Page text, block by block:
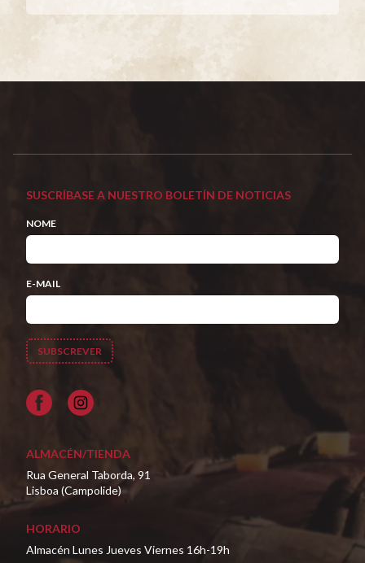
SUSCRÍBASE A NUESTRO BOLETÍN DE NOTICIAS
NOME
E-MAIL
Facebook
ALMACÉN/TIENDA
Rua General Taborda, 91
Lisboa (Campolide)
HORARIO
Almacén Lunes Jueves Viernes 16h-19h